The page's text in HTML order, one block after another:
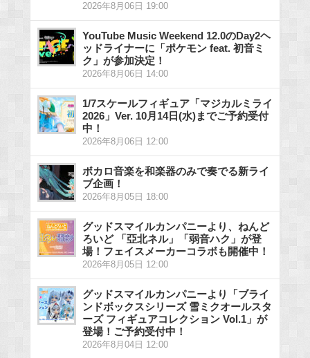
2026年8月06日 19:00
YouTube Music Weekend 12.0のDay2ヘ
ッドライナーに「ポケモン feat. 初音ミ
ク」が参加決定！
2026年8月06日 14:00
1/7スケールフィギュア「マジカルミライ
2026」Ver. 10月14日(水)までご予約受付
中！
2026年8月06日 12:00
ボカロ音楽を和楽器のみで奏でる新ライ
ブ企画！
2026年8月05日 18:00
グッドスマイルカンパニーより、ねんど
ろいど 「亞北ネル」「弱音ハク」が登
場！フェイスメーカーコラボも開催中！
2026年8月05日 12:00
グッドスマイルカンパニーより「ブライ
ンドボックスシリーズ 雪ミクオールスタ
ーズ フィギュアコレクション Vol.1」が
登場！ご予約受付中！
2026年8月04日 12:00